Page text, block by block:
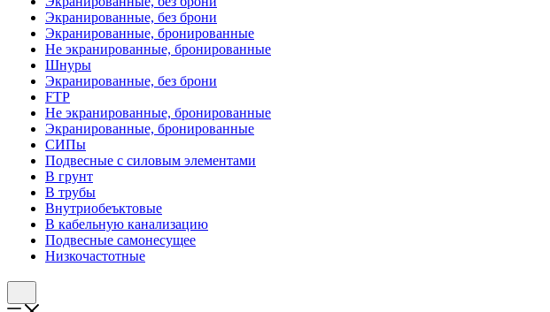
Экранированные, без брони
Экранированные, бронированные
Не экранированные, бронированные
Шнуры
Экранированные, без брони
FTP
Не экранированные, бронированные
Экранированные, бронированные
СИПы
Подвесные с силовым элементами
В грунт
В трубы
Внутриобеъктовые
В кабельную канализацию
Подвесные самонесущее
Низкочастотные